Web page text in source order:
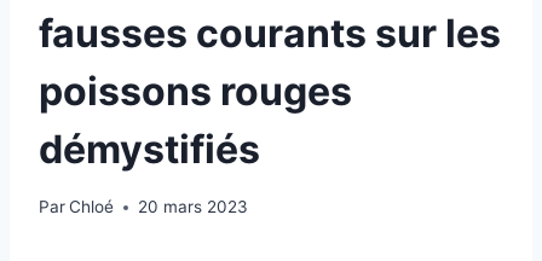
fausses courants sur les
poissons rouges
démystifiés
ParChloé 20 mars 2023